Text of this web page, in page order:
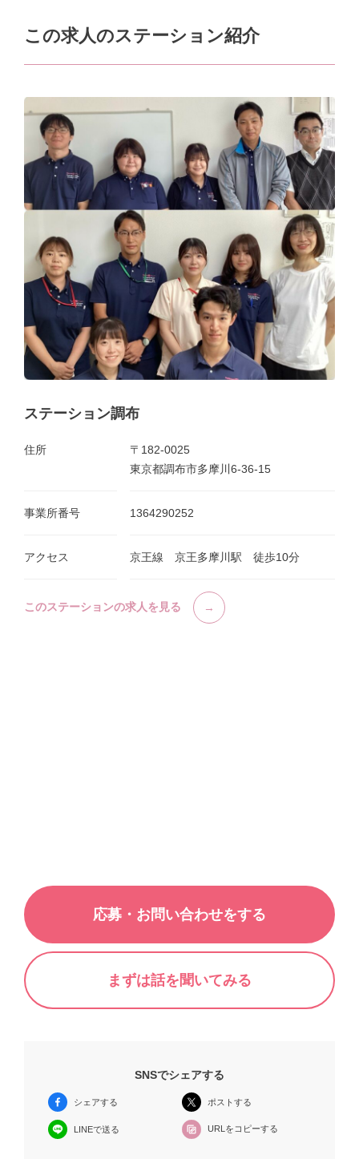
この求人のステーション紹介
ステーション調布
住所
〒182-0025
東京都調布市多摩川6-36-15
事業所番号 1364290252
アクセス 京王線 京王多摩川駅 徒歩10分
このステーションの求人を見る
応募・お問い合わせをする
まずは話を聞いてみる
SNSでシェアする
シェアする ポストする
LINEで送る URLをコピーする